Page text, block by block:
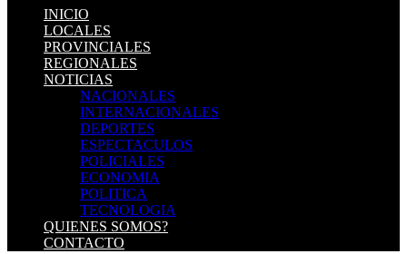
INICIO
LOCALES
PROVINCIALES
REGIONALES
NOTICIAS
NACIONALES
INTERNACIONALES
DEPORTES
ESPECTACULOS
POLICIALES
ECONOMIA
POLITICA
TECNOLOGIA
QUIENES SOMOS?
CONTACTO